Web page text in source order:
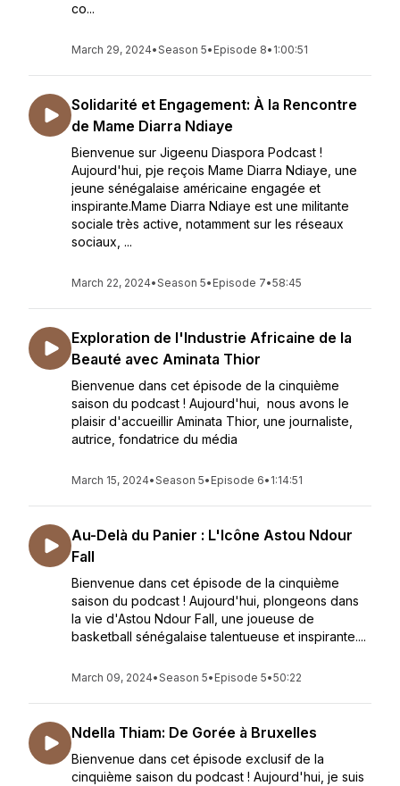
co...
March 29, 2024•Season 5• Episode 8• 1:00:51
Solidarité et Engagement: À la Rencontre
de Mame Diarra Ndiaye
Bienvenue sur Jigeenu Diaspora Podcast !
Aujourd'hui, pje reçois Mame Diarra Ndiaye, une
jeune sénégalaise américaine engagée et
inspirante.Mame Diarra Ndiaye est une militante
sociale très active, notamment sur les réseaux
sociaux, ...
March 22, 2024•Season 5• Episode 7•58:45
Exploration de l'Industrie Africaine de la
Beauté avec Aminata Thior
Bienvenue dans cet épisode de la cinquième
saison du podcast ! Aujourd'hui, nous avons le
plaisir d'accueillir Aminata Thior, une journaliste,
autrice, fondatrice du média
March 15, 2024•Season 5• Episode 6• 1:14:51
Au-Delà du Panier : L'Icône Astou Ndour
Fall
Bienvenue dans cet épisode de la cinquième
saison du podcast ! Aujourd'hui, plongeons dans
la vie d'Astou Ndour Fall, une joueuse de
basketball sénégalaise talentueuse et inspirante....
March 09, 2024•Season 5• Episode 5•50:22
Ndella Thiam: De Gorée à Bruxelles
Bienvenue dans cet épisode exclusif de la
cinquième saison du podcast ! Aujourd'hui, je suis